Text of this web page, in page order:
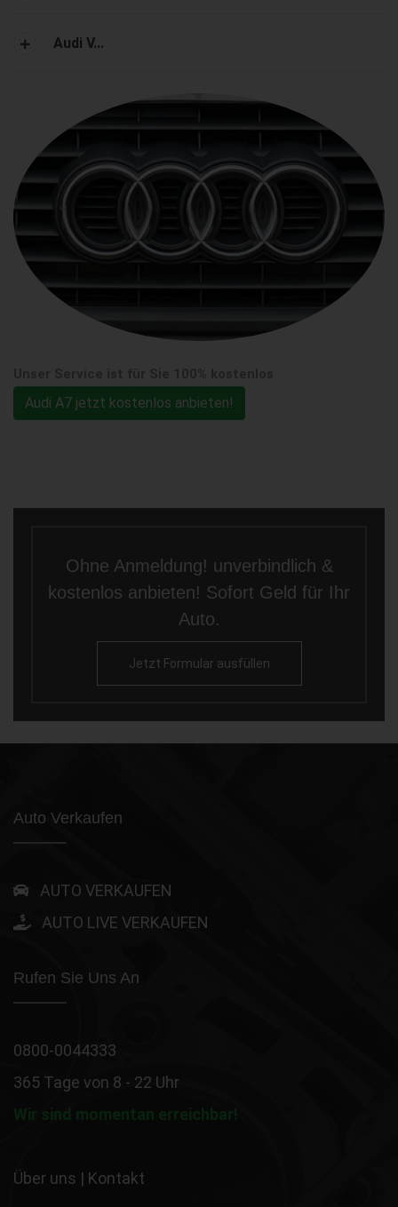
Audi V...
Audi A7 jetzt kostenlos anbieten!
Ohne Anmeldung! unverbindlich &
kostenlos anbieten! Sofort Geld für Ihr
Auto.
Jetzt Formular ausfüllen
Auto Verkaufen
AUTO VERKAUFEN
AUTO LIVE VERKAUFEN
Rufen Sie Uns An
0800-0044333
365 Tage von 8 - 22 Uhr
Wir sind momentan erreichbar!
Über uns | Kontakt